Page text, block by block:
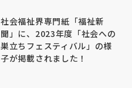
社会福祉界専門紙「福祉新
聞」に、2023年度「社会への
巣立ちフェスティバル」の様
子が掲載されました！